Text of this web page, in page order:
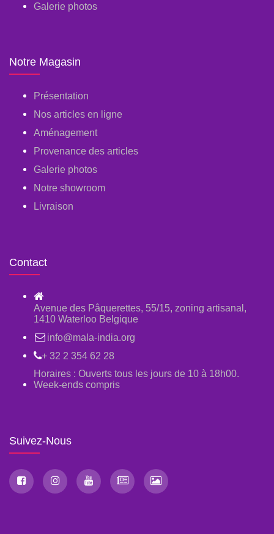
Galerie photos
Notre Magasin
Présentation
Nos articles en ligne
Aménagement
Provenance des articles
Galerie photos
Notre showroom
Livraison
Contact
Avenue des Pâquerettes, 55/15, zoning artisanal,
1410 Waterloo Belgique
info@mala-india.org
+ 32 2 354 62 28
Horaires : Ouverts tous les jours de 10 à 18h00.
Week-ends compris
Suivez-Nous